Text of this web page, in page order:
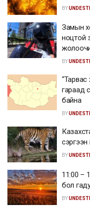
BY
Замын
ноцтой
BY
“Тарвас
гараад
байна
BY
сэргээн
BY
11:00 –
бол
BY